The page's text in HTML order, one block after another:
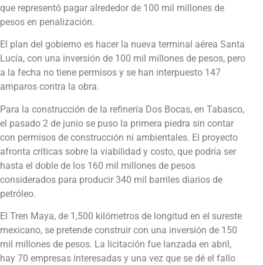
que representó pagar alrededor de 100 mil millones de
pesos en penalización.
El plan del gobierno es hacer la nueva terminal aérea Santa
Lucía, con una inversión de 100 mil millones de pesos, pero
a la fecha no tiene permisos y se han interpuesto 147
amparos contra la obra.
Para la construcción de la refinería Dos Bocas, en Tabasco,
el pasado 2 de junio se puso la primera piedra sin contar
con permisos de construcción ni ambientales. El proyecto
afronta críticas sobre la viabilidad y costo, que podría ser
hasta el doble de los 160 mil millones de pesos
considerados para producir 340 mil barriles diarios de
petróleo.
El Tren Maya, de 1,500 kilómetros de longitud en el sureste
mexicano, se pretende construir con una inversión de 150
mil millones de pesos. La licitación fue lanzada en abril,
hay 70 empresas interesadas y una vez que se dé el fallo